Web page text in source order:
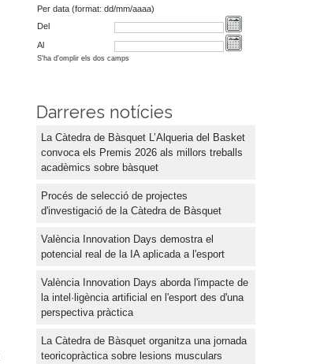
Per data (format: dd/mm/aaaa)
Del
Al
S'ha d'omplir els dos camps
Darreres notícies
La Càtedra de Bàsquet L’Alqueria del Basket
convoca els Premis 2026 als millors treballs
acadèmics sobre bàsquet
Procés de selecció de projectes
d'investigació de la Càtedra de Bàsquet
València Innovation Days demostra el
potencial real de la IA aplicada a l'esport
València Innovation Days aborda l'impacte de
la intel·ligència artificial en l'esport des d'una
perspectiva pràctica
La Càtedra de Bàsquet organitza una jornada
teoricopràctica sobre lesions musculars